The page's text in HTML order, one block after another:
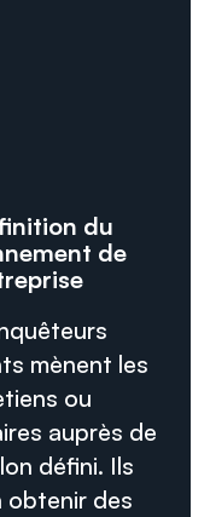
du
de
mènent les
ou
auprès de
défini. Ils
obtenir des